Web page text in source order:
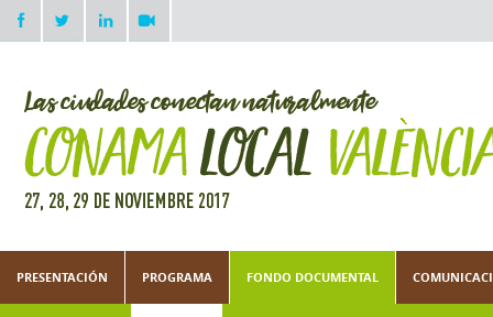
PRESENTACIÓN PROGRAMA FONDO DOCUMENTAL